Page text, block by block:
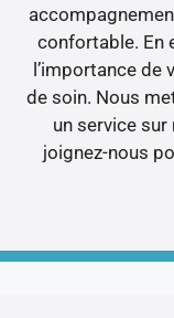
confortable. En
l’importance
de soin. Nous
un service sur
joignez-nous